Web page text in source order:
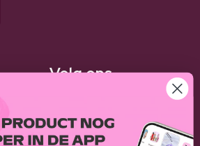
Volg ons